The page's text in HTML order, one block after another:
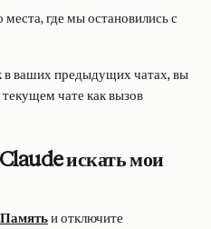
где мы остановились с
в ваших предыдущих чатах, вы
чате как вызов
искать мои
и отключите